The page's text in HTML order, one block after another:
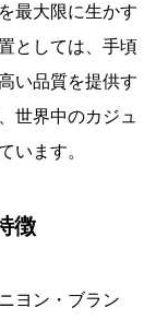
最大限に生かす
としては、手頃
い品質を提供す
世界中のカジュ
います。
徴
ヨン・ブラン